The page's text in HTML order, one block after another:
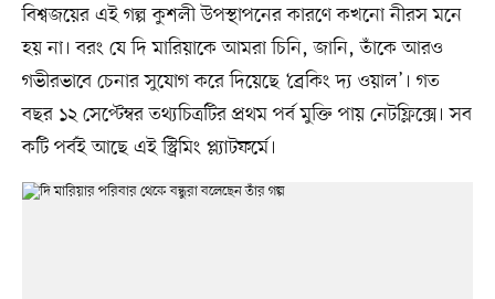
বিশ্বজয়ের এই গল্প কুশলী উপস্থাপনের কারণে কখনো নীরস মনে
হয় না। বরং যে দি মারিয়াকে আমরা চিনি, জানি, তাঁকে আরও
গভীরভাবে চেনার সুযোগ করে দিয়েছে ‘ব্রেকিং দ্য ওয়াল’। গত
বছর ১২ সেপ্টেম্বর তথ্যচিত্রটির প্রথম পর্ব মুক্তি পায় নেটফ্লিক্সে। সব
কটি পর্বই আছে এই স্ট্রিমিং প্ল্যাটফর্মে।